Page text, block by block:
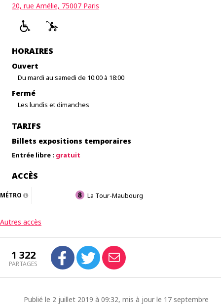
20, rue Amélie, 75007 Paris
HORAIRES
Ouvert
Du mardi au samedi de 10:00 à 18:00
Fermé
Les lundis et dimanches
TARIFS
Billets expositions temporaires
Entrée libre : gratuit
ACCÈS
MÉTRO La Tour-Maubourg
Autres accès
1 322
PARTAGES
Publié le 2 juillet 2019 à 09:32, mis à jour le 17 septembre